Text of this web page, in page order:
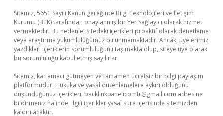
Sitemiz, 5651 Sayılı Kanun gereğince Bilgi Teknolojileri ve İletişim
Kurumu (BTK) tarafından onaylanmış bir Yer Sağlayıcı olarak hizmet
vermektedir. Bu nedenle, sitedeki içerikleri proaktif olarak denetleme
veya araştırma yükümlülüğümüz bulunmamaktadır. Ancak, üyelerimiz
yazdıkları içeriklerin sorumluluğunu taşımakta olup, siteye üye olarak
bu sorumluluğu kabul etmiş sayılırlar.
Sitemiz, kar amacı gütmeyen ve tamamen ücretsiz bir bilgi paylaşım
platformudur. Hukuka ve yasal düzenlemelere aykırı olduğunu
düşündüğünüz içerikleri, backlinkpanelicomtr@gmail.com adresine
bildirmeniz halinde, ilgili içerikler yasal süre içerisinde sitemizden
kaldırılacaktır.